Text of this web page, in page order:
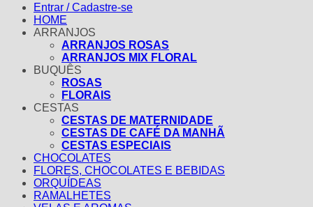
Entrar / Cadastre-se
HOME
ARRANJOS
ARRANJOS ROSAS
ARRANJOS MIX FLORAL
BUQUÊS
ROSAS
FLORAIS
CESTAS
CESTAS DE MATERNIDADE
CESTAS DE CAFÉ DA MANHÃ
CESTAS ESPECIAIS
CHOCOLATES
FLORES, CHOCOLATES E BEBIDAS
ORQUÍDEAS
RAMALHETES